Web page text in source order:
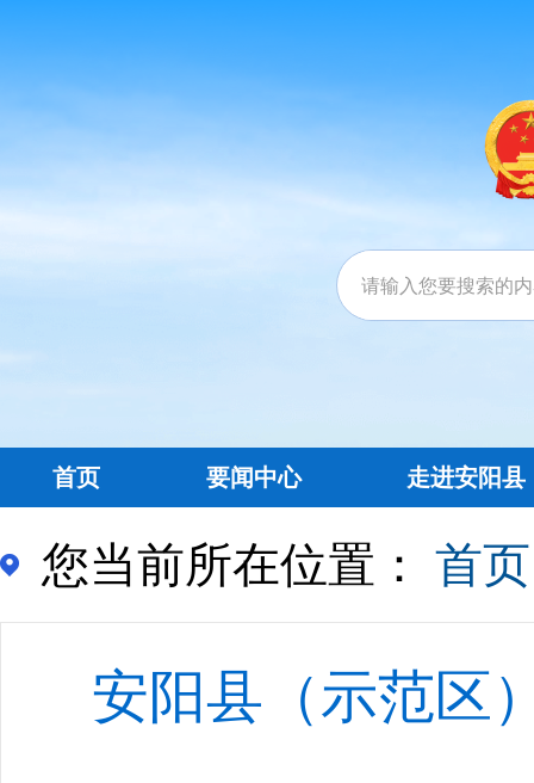
首页 要闻中心 走进安阳县
您当前所在位置： 首页
安阳县（示范区